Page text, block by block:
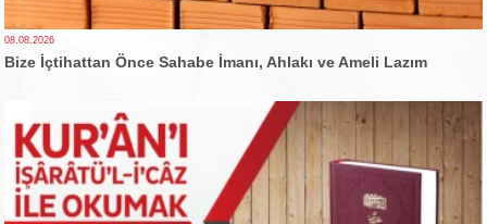
08.08.2026
Bize İçtihattan Önce Sahabe İmanı, Ahlakı ve Ameli Lazım